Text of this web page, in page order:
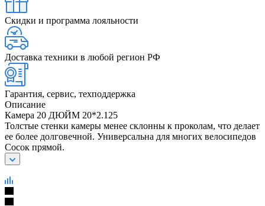
Скидки и программа лояльности
Доставка техники в любой регион РФ
Гарантия, сервис, техподдержка
Описание
Камера 20 ДЮЙМ 20*2.125
Толстые стенки камеры менее склонны к проколам, что делает
ее более долговечной. Универсальна для многих велосипедов
Сосок прямой.